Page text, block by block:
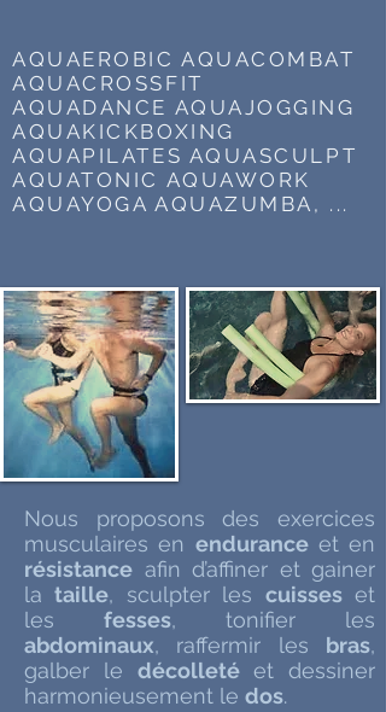
AQUAEROBIC AQUACOMBAT
AQUACROSSFIT
AQUADANCE AQUAJOGGING
AQUAKICKBOXING
AQUAPILATES AQUASCULPT
AQUATONIC AQUAWORK
AQUAYOGA AQUAZUMBA, ...
Nous proposons des exercices
musculaires en enduranceet en
résistance afin d’affiner et gainer
lataille, sculpter les cuisseset
les fesses, tonifier les
abdominaux, raffermir les bras,
galber le décolletéet dessiner
harmonieusement le dos.